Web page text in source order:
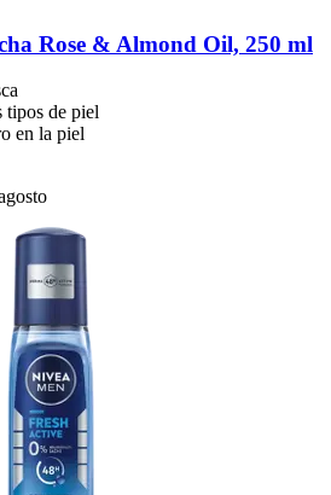
Rose & Almond Oil, 250 ml
tipos de piel
en la piel